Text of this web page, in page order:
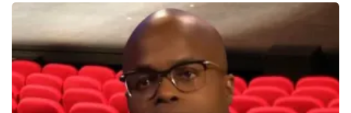
Hans Klok
314+ reviews
BEKIJKEN